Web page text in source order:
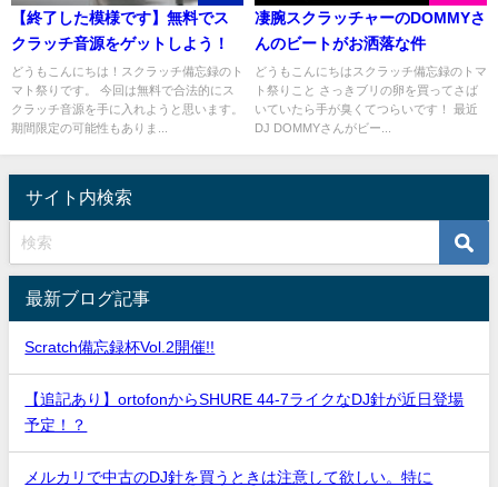
【終了した模様です】無料でス
クラッチ音源をゲットしよう！
どうもこんにちは！スクラッチ備忘録のト
マト祭りです。 今回は無料で合法的にス
クラッチ音源を手に入れようと思います。
期間限定の可能性もありま...
凄腕スクラッチャーのDOMMYさ
んのビートがお洒落な件
どうもこんにちはスクラッチ備忘録のトマ
ト祭りこと さっきブリの卵を買ってさば
いていたら手が臭くてつらいです！ 最近
DJ DOMMYさんがビー...
サイト内検索
最新ブログ記事
Scratch備忘録杯Vol.2開催!!
【追記あり】ortofonからSHURE 44-7ライクなDJ針が近日登場
予定！？
メルカリで中古のDJ針を買うときは注意して欲しい。特に